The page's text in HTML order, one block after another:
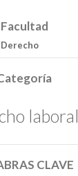
Facultad
Derecho
laboral
CLAVE